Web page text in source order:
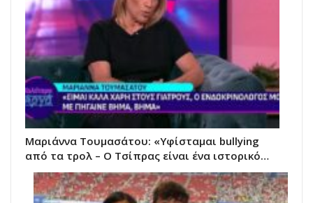
Μαριάννα Τουμασάτου: «Υφίσταμαι bullying
από τα τρολ – Ο Τσίπρας είναι ένα ιστορικό…